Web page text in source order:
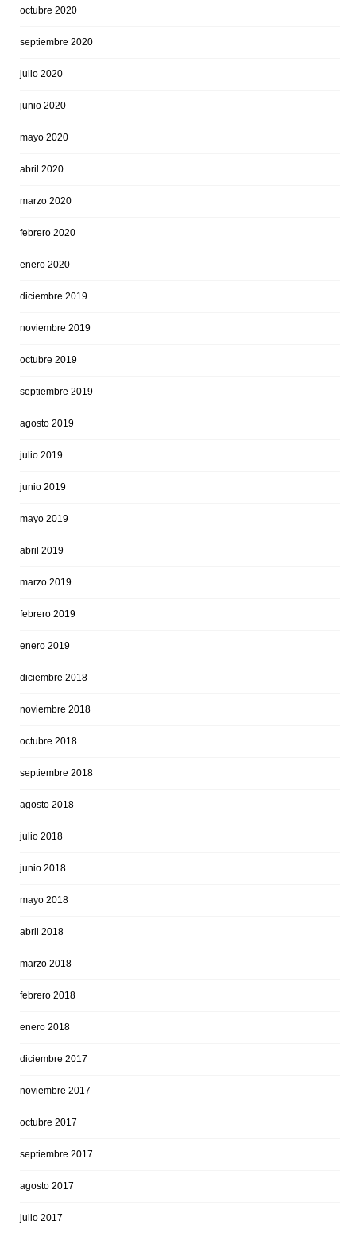
octubre 2020
septiembre 2020
julio 2020
junio 2020
mayo 2020
abril 2020
marzo 2020
febrero 2020
enero 2020
diciembre 2019
noviembre 2019
octubre 2019
septiembre 2019
agosto 2019
julio 2019
junio 2019
mayo 2019
abril 2019
marzo 2019
febrero 2019
enero 2019
diciembre 2018
noviembre 2018
octubre 2018
septiembre 2018
agosto 2018
julio 2018
junio 2018
mayo 2018
abril 2018
marzo 2018
febrero 2018
enero 2018
diciembre 2017
noviembre 2017
octubre 2017
septiembre 2017
agosto 2017
julio 2017